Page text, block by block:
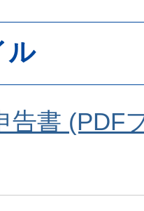
ル
告書 (PDF